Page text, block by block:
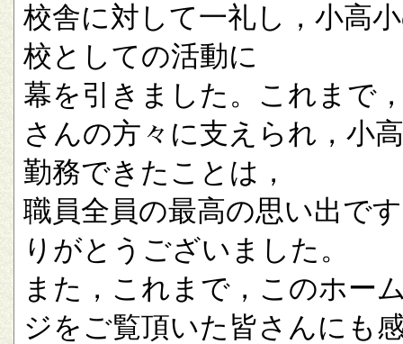
校舎に対して一礼し，小高
校としての活動に
幕を引きました。これまで
さんの方々に支えられ，小
勤務できたことは，
職員全員の最高の思い出で
りがとうございました。
また，これまで，このホー
ジをご覧頂いた皆さんにも